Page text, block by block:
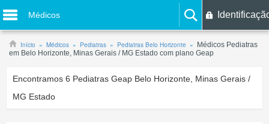
Médicos
Início Médicos Pediatras Pediatras Belo Horizonte
Médicos Pediatras
em Belo Horizonte, Minas Gerais / MG Estado com plano Geap
Encontramos 6 Pediatras Geap Belo Horizonte, Minas Gerais /
MG Estado